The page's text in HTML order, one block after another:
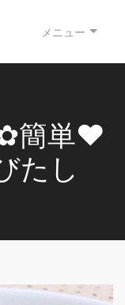
メニュー
簡単❤
たし